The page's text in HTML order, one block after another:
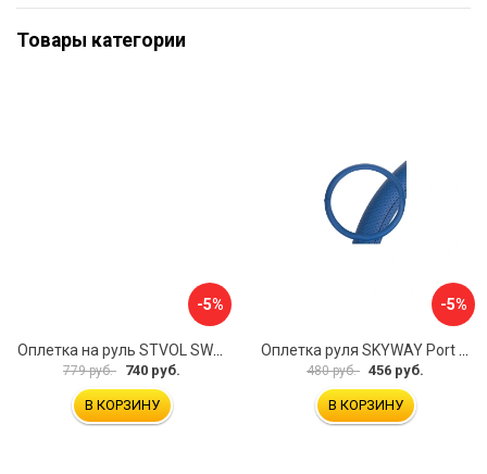
Товары категории
-5%
779 руб. 740 руб.
В КОРЗИНУ
-5%
480 руб. 456 руб.
В КОРЗИНУ